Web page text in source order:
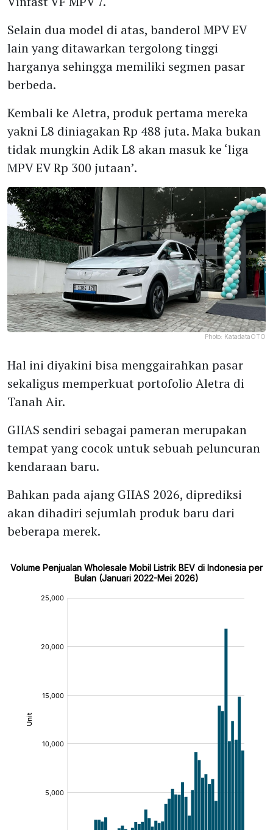
Selain dua model di atas, banderol MPV EV
lain yang ditawarkan tergolong tinggi
harganya sehingga memiliki segmen pasar
berbeda.
Kembali ke Aletra, produk pertama mereka
yakni L8 diniagakan Rp 488 juta. Maka bukan
tidak mungkin Adik L8 akan masuk ke ‘liga
MPV EV Rp 300 jutaan’.
Photo: KatadataOTO
Hal ini diyakini bisa menggairahkan pasar
sekaligus memperkuat portofolio Aletra di
Tanah Air.
GIIAS sendiri sebagai pameran merupakan
tempat yang cocok untuk sebuah peluncuran
kendaraan baru.
Bahkan pada ajang GIIAS 2026, diprediksi
akan dihadiri sejumlah produk baru dari
beberapa merek.